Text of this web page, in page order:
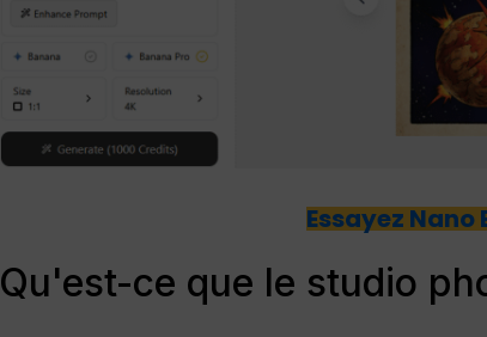
Essayez
Qu'est-ce que le studio